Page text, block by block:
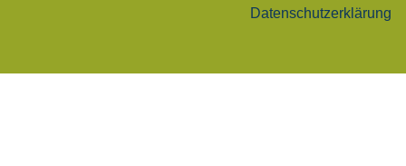
Datenschutzerklärung